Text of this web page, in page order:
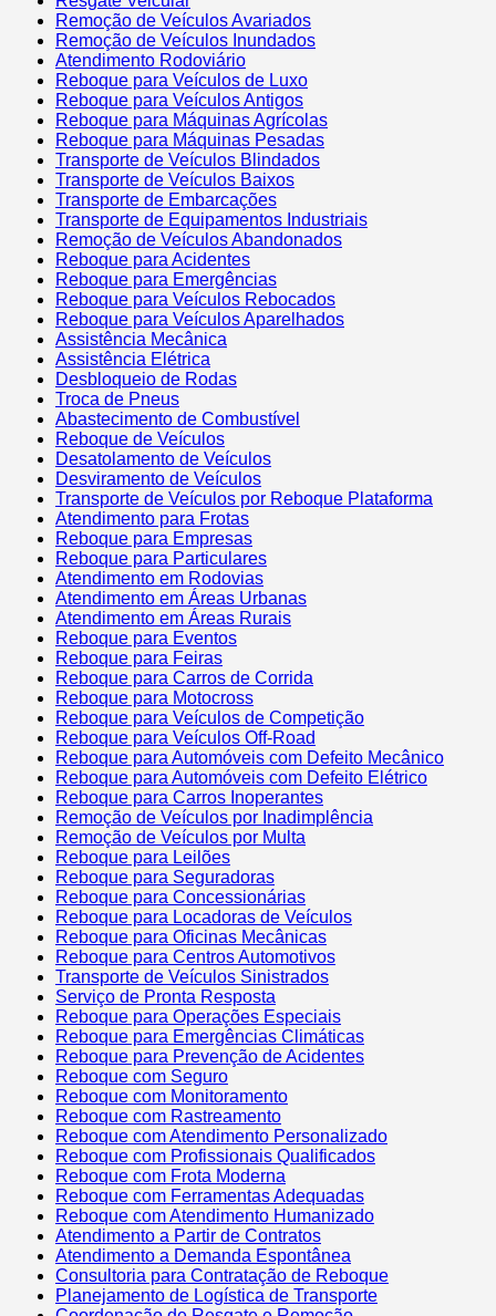
Remoção de Veículos Avariados
Remoção de Veículos Inundados
Atendimento Rodoviário
Reboque para Veículos de Luxo
Reboque para Veículos Antigos
Reboque para Máquinas Agrícolas
Reboque para Máquinas Pesadas
Transporte de Veículos Blindados
Transporte de Veículos Baixos
Transporte de Embarcações
Transporte de Equipamentos Industriais
Remoção de Veículos Abandonados
Reboque para Acidentes
Reboque para Emergências
Reboque para Veículos Rebocados
Reboque para Veículos Aparelhados
Assistência Mecânica
Assistência Elétrica
Desbloqueio de Rodas
Troca de Pneus
Abastecimento de Combustível
Reboque de Veículos
Desatolamento de Veículos
Desviramento de Veículos
Transporte de Veículos por Reboque Plataforma
Atendimento para Frotas
Reboque para Empresas
Reboque para Particulares
Atendimento em Rodovias
Atendimento em Áreas Urbanas
Atendimento em Áreas Rurais
Reboque para Eventos
Reboque para Feiras
Reboque para Carros de Corrida
Reboque para Motocross
Reboque para Veículos de Competição
Reboque para Veículos Off-Road
Reboque para Automóveis com Defeito Mecânico
Reboque para Automóveis com Defeito Elétrico
Reboque para Carros Inoperantes
Remoção de Veículos por Inadimplência
Remoção de Veículos por Multa
Reboque para Leilões
Reboque para Seguradoras
Reboque para Concessionárias
Reboque para Locadoras de Veículos
Reboque para Oficinas Mecânicas
Reboque para Centros Automotivos
Transporte de Veículos Sinistrados
Serviço de Pronta Resposta
Reboque para Operações Especiais
Reboque para Emergências Climáticas
Reboque para Prevenção de Acidentes
Reboque com Seguro
Reboque com Monitoramento
Reboque com Rastreamento
Reboque com Atendimento Personalizado
Reboque com Profissionais Qualificados
Reboque com Frota Moderna
Reboque com Ferramentas Adequadas
Reboque com Atendimento Humanizado
Atendimento a Partir de Contratos
Atendimento a Demanda Espontânea
Consultoria para Contratação de Reboque
Planejamento de Logística de Transporte